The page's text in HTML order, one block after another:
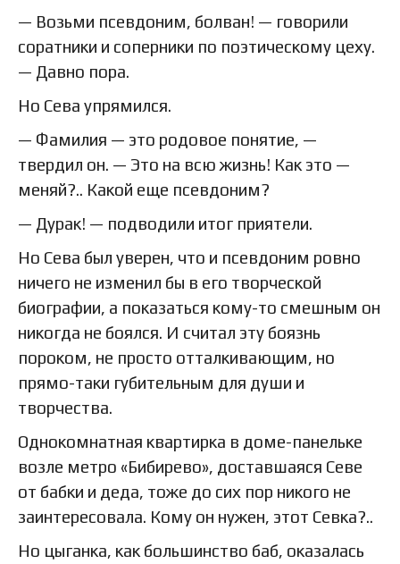
— Возьми псевдоним, болван! — говорили
соратники и соперники по поэтическому цеху.
— Давно пора.
Но Сева упрямился.
— Фамилия — это родовое понятие, —
твердил он. — Это на всю жизнь! Как это —
меняй?.. Какой еще псевдоним?
— Дурак! — подводили итог приятели.
Но Сева был уверен, что и псевдоним ровно
ничего не изменил бы в его творческой
биографии, а показаться кому-то смешным он
никогда не боялся. И считал эту боязнь
пороком, не просто отталкивающим, но
прямо-таки губительным для души и
творчества.
Однокомнатная квартирка в доме-панельке
возле метро «Бибирево», доставшаяся Севе
от бабки и деда, тоже до сих пор никого не
заинтересовала. Кому он нужен, этот Севка?..
Но цыганка, как большинство баб, оказалась